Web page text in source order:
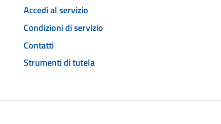
Accedi al servizio
Condizioni di servizio
Contatti
Strumenti di tutela